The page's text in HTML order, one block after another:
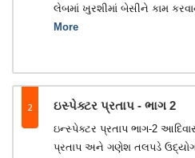
લેબમાં ખુરશીમાં બેસીને કામ
More
2 ઇસ્પેક્ટર પ્રતાપ - ભાગ 2
ઇન્સ્પેક્ટર પ્રતાપ ભાગ-2
પ્રતાપ અને ગણેશ તલપડે